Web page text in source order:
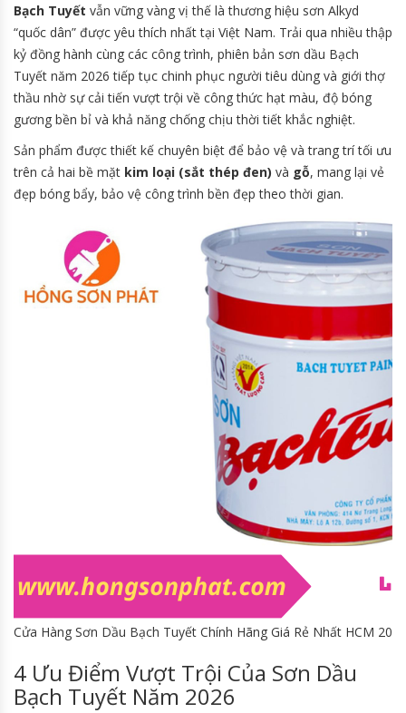
Bạch Tuyết vẫn vững vàng vị thế là thương hiệu sơn Alkyd
“quốc dân” được yêu thích nhất tại Việt Nam. Trải qua nhiều thập
kỷ đồng hành cùng các công trình, phiên bản sơn dầu Bạch
Tuyết năm 2026 tiếp tục chinh phục người tiêu dùng và giới thợ
thầu nhờ sự cải tiến vượt trội về công thức hạt màu, độ bóng
gương bền bỉ và khả năng chống chịu thời tiết khắc nghiệt.
Sản phẩm được thiết kế chuyên biệt để bảo vệ và trang trí tối ưu
trên cả hai bề mặt kim loại (sắt thép đen) và gỗ, mang lại vẻ
đẹp bóng bẩy, bảo vệ công trình bền đẹp theo thời gian.
Cửa Hàng Sơn Dầu Bạch Tuyết Chính Hãng Giá Rẻ Nhất HCM 2026
4 Ưu Điểm Vượt Trội Của Sơn Dầu
Bạch Tuyết Năm 2026